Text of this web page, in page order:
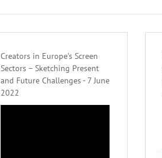
Creators in Europe’s Screen
Sectors – Sketching Present
and Future Challenges - 7 June
2022